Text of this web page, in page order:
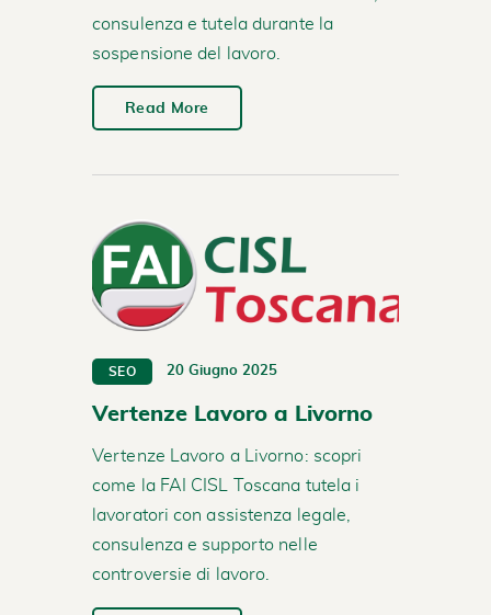
consulenza e tutela durante la
sospensione del lavoro.
Read More
SEO 20 Giugno 2025
Vertenze Lavoro a Livorno
Vertenze Lavoro a Livorno: scopri
come la FAI CISL Toscana tutela i
lavoratori con assistenza legale,
consulenza e supporto nelle
controversie di lavoro.